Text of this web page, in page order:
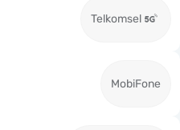
Telkomsel
MobiFone